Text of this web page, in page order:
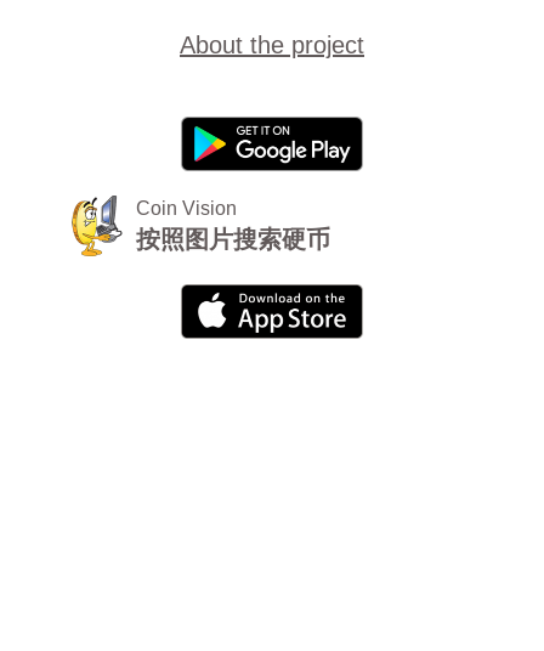
About the project
Coin Vision
按照图片搜索硬币